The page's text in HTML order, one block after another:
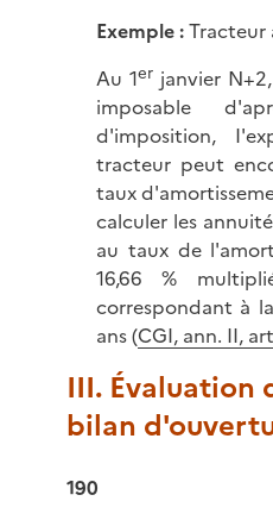
Exemple :Tracteur
Au 1erjanvier
imposable
d'imposition,
tracteur peut
taux
calculer les
au taux de
16,66 %
correspondant à
ans (CGI, ann. II,
III. Évaluation
bilan
190